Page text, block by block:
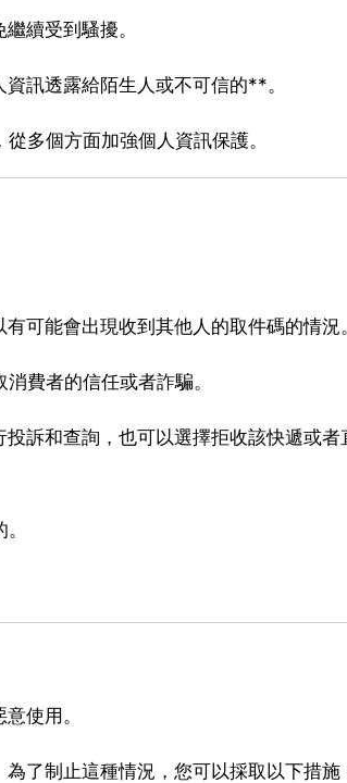
續受到騷擾。
訊透露給陌生人或不可信的**。
多個方面加強個人資訊保護。
可能會出現收到其他人的取件碼的情況。
費者的信任或者詐騙。
訴和查詢，也可以選擇拒收該快遞或者
使用。
了制止這種情況，您可以採取以下措施